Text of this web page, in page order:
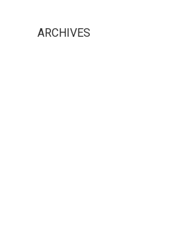
ARCHIVES